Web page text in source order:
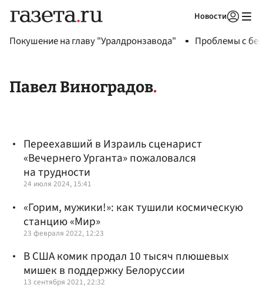
Новости
Покушение на главу "Уралдронзавода" Проблемы с
Павел Виноградов
Переехавший в Израиль сценарист
«Вечернего Урганта» пожаловался
на трудности
24 июля 2024, 15:41
«Горим, мужики!»: как тушили космическую
станцию «Мир»
23 февраля 2022, 12:23
В США комик продал 10 тысяч плюшевых
мишек в поддержку Белоруссии
13 сентября 2021, 22:32